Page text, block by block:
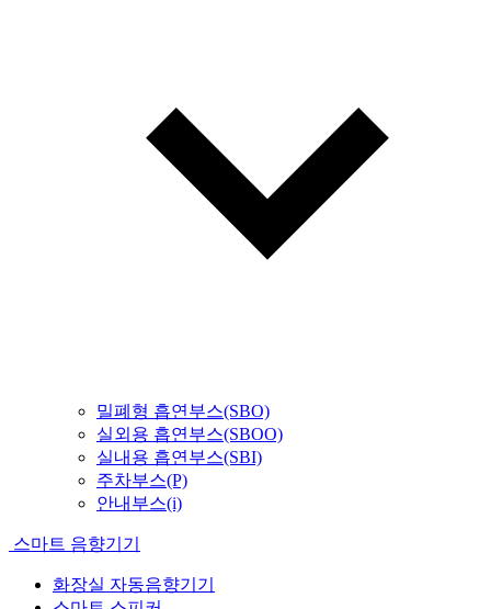
밀폐형 흡연부스(SBO)
실외용 흡연부스(SBOO)
실내용 흡연부스(SBI)
주차부스(P)
안내부스(i)
스마트 음향기기
화장실 자동음향기기